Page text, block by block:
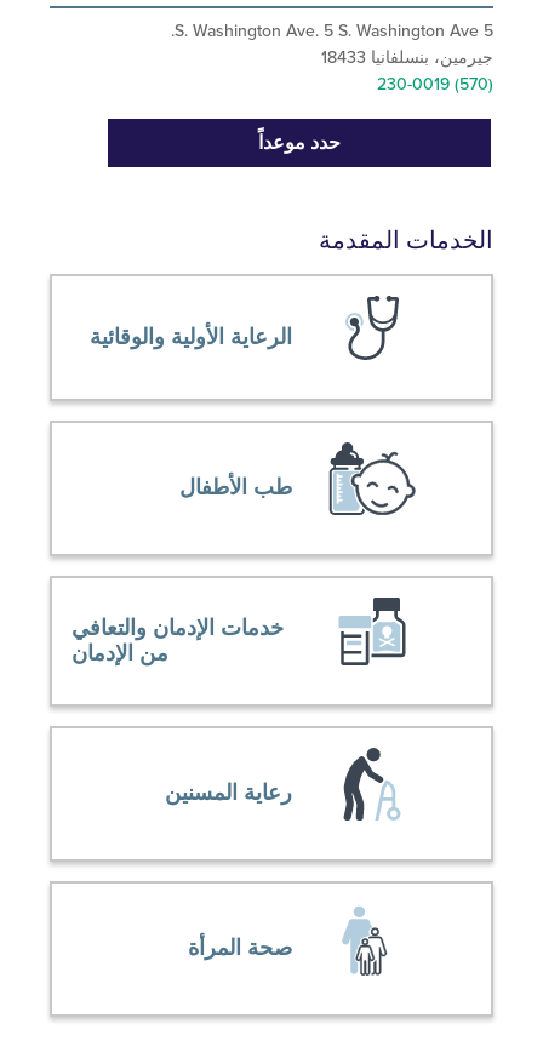
بنسلفانيا 18433
حدد موعداً
المقدمة
الرعاية الأولية والوقائية
طب الأطفال
خدمات الإدمان والتعافي
من الإدمان
رعاية المسنين
صحة المرأة